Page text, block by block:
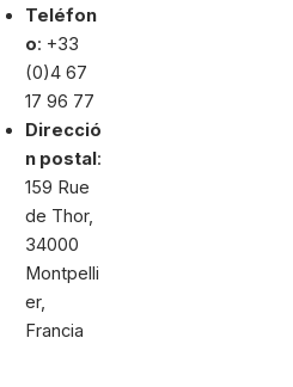
Teléfon
o: +33
(0)4 67
17 96 77
Direcció
n postal:
159 Rue
de Thor,
34000
Montpelli
er,
Francia